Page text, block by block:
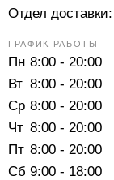
Отдел доставки:
ГРАФИК РАБОТЫ
Пн 8:00 - 20:00
Вт 8:00 - 20:00
Ср 8:00 - 20:00
Чт 8:00 - 20:00
Пт 8:00 - 20:00
Сб 9:00 - 18:00